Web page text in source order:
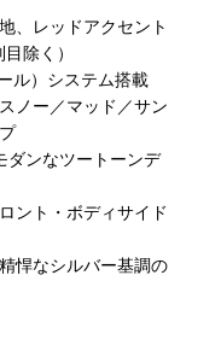
、レッドアクセント
除く）
ル）システム搭載
ー／マッド／サン
ダンなツートーンデ
ント・ボディサイド
悍なシルバー基調の